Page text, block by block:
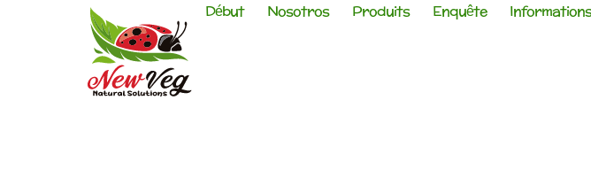
Début Nosotros Produits Enquête Informations